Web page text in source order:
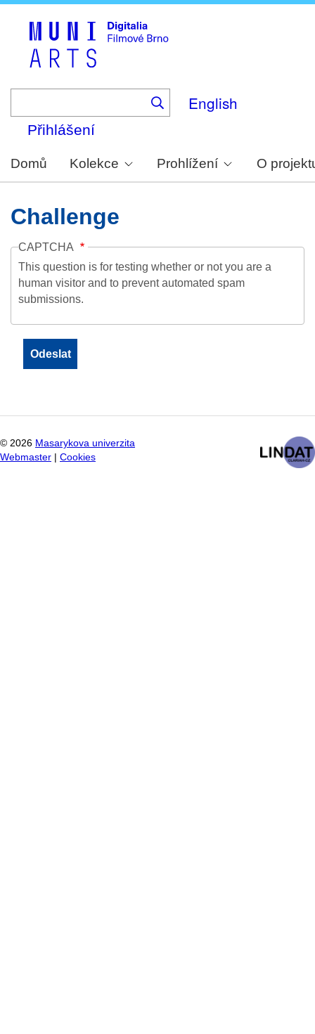
English
Přihlášení
Domů Kolekce Prohlížení O
Challenge
CAPTCHA
This question is for testing whether or not you are a
human visitor and to prevent automated spam
submissions.
© 2026 Masarykova univerzita
Webmaster
Cookies